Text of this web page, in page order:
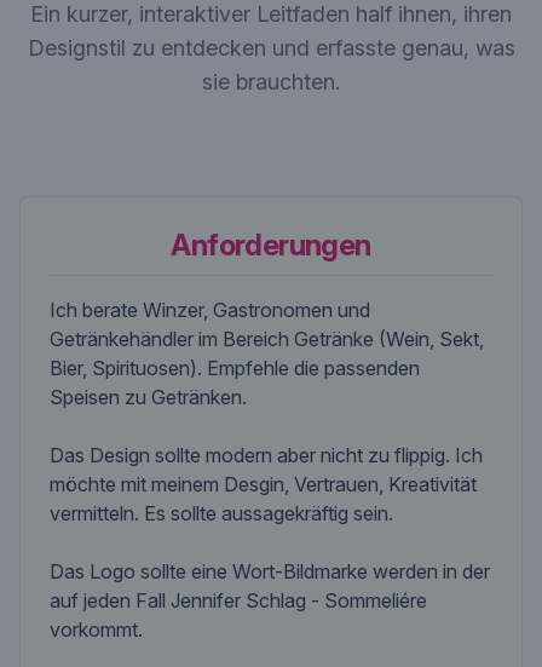
Ein kurzer, interaktiver Leitfaden half ihnen, ihren
Designstil zu entdecken und erfasste genau, was
sie brauchten.
Anforderungen
Ich berate Winzer, Gastronomen und
Getränkehändler im Bereich Getränke (Wein, Sekt,
Bier, Spirituosen). Empfehle die passenden
Speisen zu Getränken.
Das Design sollte modern aber nicht zu flippig. Ich
möchte mit meinem Desgin, Vertrauen, Kreativität
vermitteln. Es sollte aussagekräftig sein.
Das Logo sollte eine Wort-Bildmarke werden in der
auf jeden Fall Jennifer Schlag - Sommeliére
vorkommt.